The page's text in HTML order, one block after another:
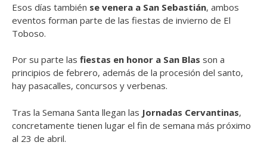
Esos días también se venera a San Sebastián, ambos
eventos forman parte de las fiestas de invierno de El
Toboso.
Por su parte las fiestas en honor a San Blas son a
principios de febrero, además de la procesión del santo,
hay pasacalles, concursos y verbenas.
Tras la Semana Santa llegan las Jornadas Cervantinas,
concretamente tienen lugar el fin de semana más próximo
al 23 de abril.